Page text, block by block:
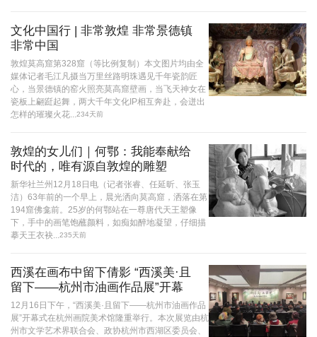
文化中国行 | 非常敦煌 非常景德镇
非常中国
敦煌莫高窟第328窟（等比例复制）本文图片均由全
媒体记者毛江凡摄当万里丝路明珠遇见千年瓷韵匠
心，当景德镇的窑火照亮莫高窟壁画，当飞天神女在
瓷板上翩跹起舞，两大千年文化IP相互奔赴，会迸出
怎样的璀璨火花...
234天前
敦煌的女儿们｜何鄂：我能奉献给
时代的，唯有源自敦煌的雕塑
新华社兰州12月18日电（记者张睿、任延昕、张玉
洁）63年前的一个早上，晨光洒向莫高窟，洒落在第
194窟佛龛前。25岁的何鄂站在一尊唐代天王塑像
下，手中的画笔饱蘸颜料，如痴如醉地凝望，仔细描
摹天王衣袂...
235天前
西溪在画布中留下倩影 “西溪美·且
留下——杭州市油画作品展”开幕
12月16日下午，“西溪美·且留下——杭州市油画作品
展”开幕式在杭州画院美术馆隆重举行。本次展览由杭
州市文学艺术界联合会、政协杭州市西湖区委员会、